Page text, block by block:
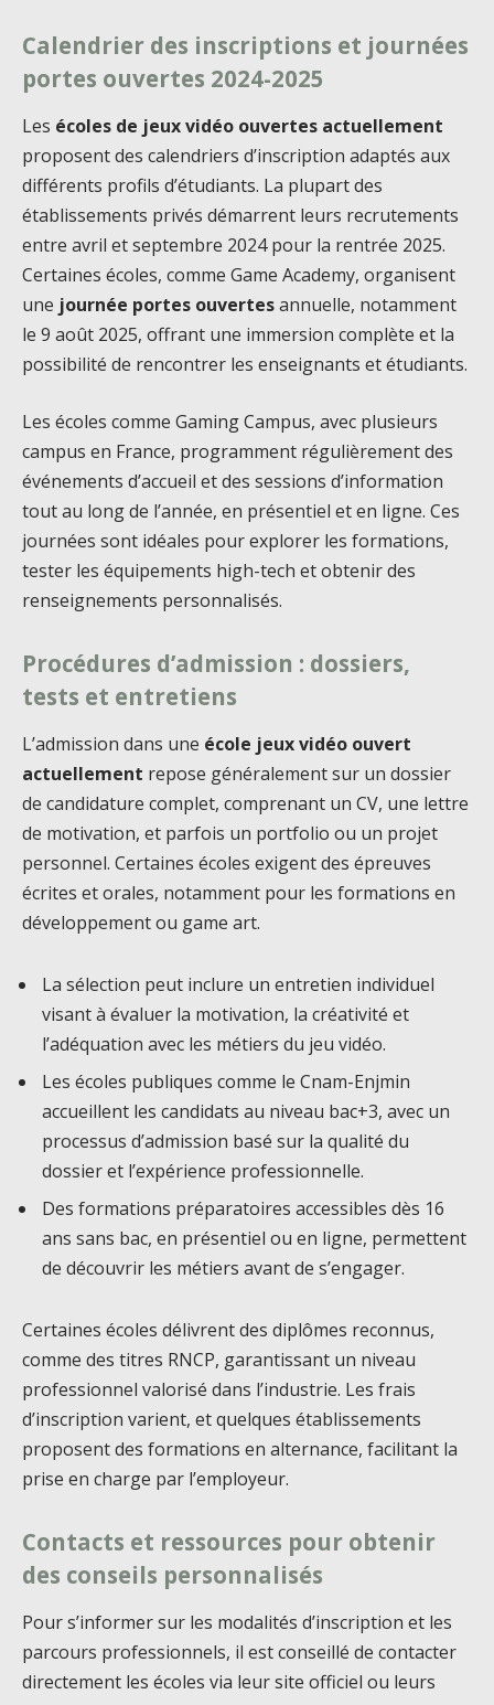
Calendrier des inscriptions et journées
portes ouvertes 2024-2025
Les écoles de jeux vidéo ouvertes actuellement
proposent des calendriers d’inscription adaptés aux
différents profils d’étudiants. La plupart des
établissements privés démarrent leurs recrutements
entre avril et septembre 2024 pour la rentrée 2025.
Certaines écoles, comme Game Academy, organisent
une journée portes ouvertesannuelle, notamment
le 9 août 2025, offrant une immersion complète et la
possibilité de rencontrer les enseignants et étudiants.
Les écoles comme Gaming Campus, avec plusieurs
campus en France, programment régulièrement des
événements d’accueil et des sessions d’information
tout au long de l’année, en présentiel et en ligne. Ces
journées sont idéales pour explorer les formations,
tester les équipements high-tech et obtenir des
renseignements personnalisés.
Procédures d’admission : dossiers,
tests et entretiens
L’admission dans une école jeux vidéo ouvert
actuellement repose généralement sur un dossier
de candidature complet, comprenant un CV, une lettre
de motivation, et parfois un portfolio ou un projet
personnel. Certaines écoles exigent des épreuves
écrites et orales, notamment pour les formations en
développement ou game art.
La sélection peut inclure un entretien individuel
visant à évaluer la motivation, la créativité et
l’adéquation avec les métiers du jeu vidéo.
Les écoles publiques comme le Cnam-Enjmin
accueillent les candidats au niveau bac+3, avec un
processus d’admission basé sur la qualité du
dossier et l’expérience professionnelle.
Des formations préparatoires accessibles dès 16
ans sans bac, en présentiel ou en ligne, permettent
de découvrir les métiers avant de s’engager.
Certaines écoles délivrent des diplômes reconnus,
comme des titres RNCP, garantissant un niveau
professionnel valorisé dans l’industrie. Les frais
d’inscription varient, et quelques établissements
proposent des formations en alternance, facilitant la
prise en charge par l’employeur.
Contacts et ressources pour obtenir
des conseils personnalisés
Pour s’informer sur les modalités d’inscription et les
parcours professionnels, il est conseillé de contacter
directement les écoles via leur site officiel ou leurs